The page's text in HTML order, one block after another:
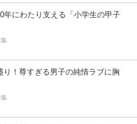
年にわたり支える「小学生の甲子
集
り！尊すぎる男子の純情ラブに胸
集